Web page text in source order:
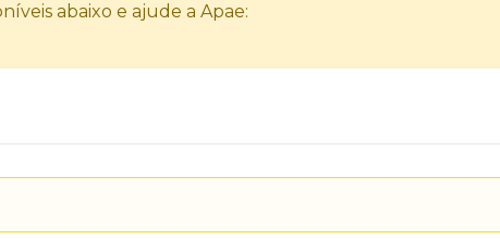
abaixo e ajude a Apae: